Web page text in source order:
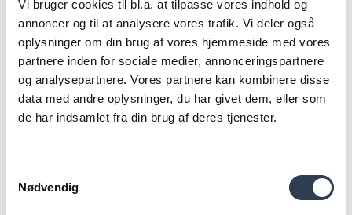
Vi bruger cookies til bl.a. at tilpasse vores indhold og
annoncer og til at analysere vores trafik. Vi deler også
oplysninger om din brug af vores hjemmeside med vores
partnere inden for sociale medier, annonceringspartnere
og analysepartnere. Vores partnere kan kombinere disse
data med andre oplysninger, du har givet dem, eller som
de har indsamlet fra din brug af deres tjenester.
Nødvendig
Flyttesyn
Optimering og afregning af overskudslikviditet
Overvågning af lån i ejendomme
Juridisk rådgivning
Driftsoptimering og rådgivning omkring udvikling af
ejendommen ved en Technical Manager
Byggeteknisk rådgivning i forbindelse med
mv.